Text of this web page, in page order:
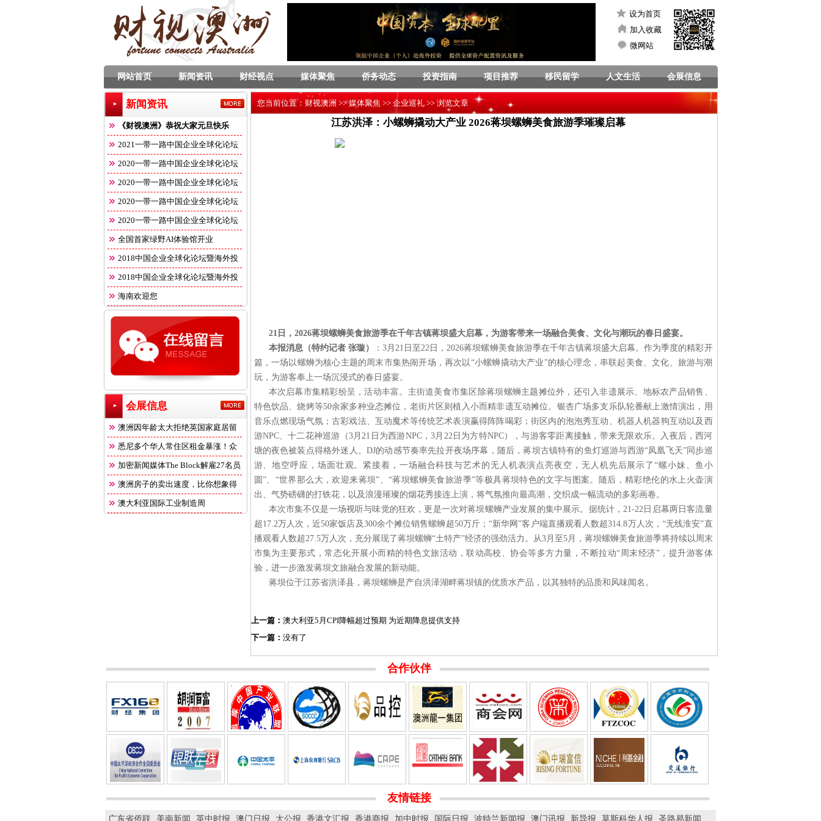
设为首页
加入收藏
微网站
网站首页 新闻资讯 财经视点 媒体聚焦 侨务动态 投资指南 项目推荐 移民留学 人文生活 会展信息
新闻资讯
《财视澳洲》恭祝大家元旦快乐
2021一带一路中国企业全球化论坛
2020一带一路中国企业全球化论坛
2020一带一路中国企业全球化论坛
2020一带一路中国企业全球化论坛
2020一带一路中国企业全球化论坛
全国首家绿野AI体验馆开业
2018中国企业全球化论坛暨海外投
2018中国企业全球化论坛暨海外投
海南欢迎您
会展信息
澳洲因年龄太大拒绝英国家庭居留
悉尼多个华人常住区租金暴涨！众
多 加密新闻媒体The Block解雇27名员
澳洲房子的卖出速度，比你想象得
快 澳大利亚国际工业制造周
您当前位置： 财视澳洲 >>媒体聚焦 >> 企业巡礼>> 浏览文章
江苏洪泽：小螺蛳撬动大产业 2026蒋坝螺蛳美食旅游季璀璨启幕
21日，2026蒋坝螺蛳美食旅游季在千年古镇蒋坝盛大启幕，为游客带来一场融合美食、文化与潮玩的春日盛宴。
本报消息（特约记者 张璇）
：3月21日至22日，2026蒋坝螺蛳美食旅游季在千年古镇蒋坝盛大启幕。作为季度的精彩开
篇，一场以螺蛳为核心主题的周末市集热闹开场，再次以“小螺蛳撬动大产业”的核心理念，串联起美食、文化、旅游与潮
玩，为游客奉上一场沉浸式的春日盛宴。
本次启幕市集精彩纷呈，活动丰富。主街道美食市集区除蒋坝螺蛳主题摊位外，还引入非遗展示、地标农产品销售、
特色饮品、烧烤等50余家多种业态摊位，老街片区则植入小而精非遗互动摊位。银杏广场多支乐队轮番献上激情演出，用
音乐点燃现场气氛；古彩戏法、互动魔术等传统艺术表演赢得阵阵喝彩；街区内的泡泡秀互动、机器人机器狗互动以及西
游NPC、十二花神巡游（3月21日为西游NPC，3月22日为方特NPC），与游客零距离接触，带来无限欢乐。入夜后，西河
塘的夜色被装点得格外迷人。DJ的动感节奏率先拉开夜场序幕，随后，蒋坝古镇特有的鱼灯巡游与西游“凤凰飞天”同步巡
游、地空呼应，场面壮观。紧接着，一场融合科技与艺术的无人机表演点亮夜空，无人机先后展示了“螺小妹、鱼小
圆”、“世界那么大，欢迎来蒋坝”、“蒋坝螺蛳美食旅游季”等极具蒋坝特色的文字与图案。随后，精彩绝伦的水上火壶演
出、气势磅礴的打铁花，以及浪漫璀璨的烟花秀接连上演，将气氛推向最高潮，交织成一幅流动的多彩画卷。
本次市集不仅是一场视听与味觉的狂欢，更是一次对蒋坝螺蛳产业发展的集中展示。据统计，21-22日启幕两日客流量
超17.2万人次，近50家饭店及300余个摊位销售螺蛳超50万斤；“新华网”客户端直播观看人数超314.8万人次，“无线淮安”直
播观看人数超27.5万人次，充分展现了蒋坝螺蛳“土特产”经济的强劲活力。从3月至5月，蒋坝螺蛳美食旅游季将持续以周末
市集为主要形式，常态化开展小而精的特色文旅活动，联动高校、协会等多方力量，不断拉动“周末经济”，提升游客体
验，进一步激发蒋坝文旅融合发展的新动能。
蒋坝位于江苏省洪泽县，蒋坝螺蛳是产自洪泽湖畔蒋坝镇的优质水产品，以其独特的品质和风味闻名。
上一篇： 澳大利亚5月CPI降幅超过预期 为近期降息提供支持
下一篇： 没有了
合作伙伴
友情链接
广东省侨联 美南新闻 英中时报 澳门日报 大公报 香港文汇报 香港商报 加中时报 国际日报 波特兰新闻报 澳门讯报 新导报 莫斯科华人报 圣路易新闻